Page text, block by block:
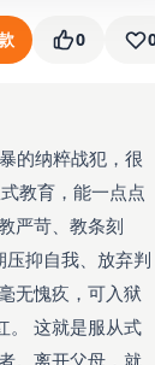
0 0
的纳粹战犯，很
教育，能一点点
严苛、教条刻
抑自我、放弃判
无愧疚，可入狱
。 这就是服从式
。离开父母，就